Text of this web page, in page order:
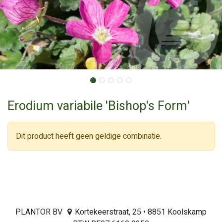
Erodium variabile 'Bishop's Form'
Dit product heeft geen geldige combinatie.
PLANTOR BV
Kortekeerstraat, 25 • 8851 Koolskamp